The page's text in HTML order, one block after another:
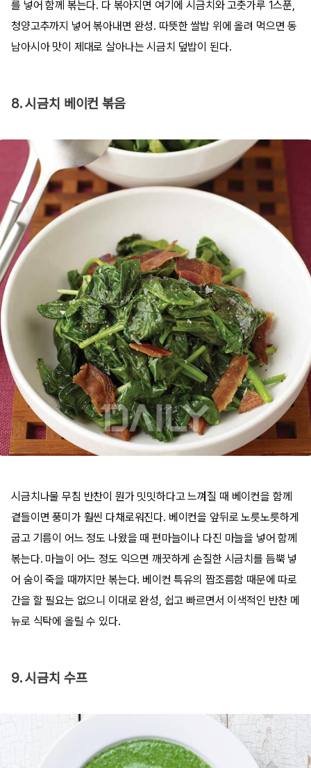
를 넣어 함께 볶는다. 다 볶아지면 여기에 시금치와 고춧가루 1스푼,
청양고추까지 넣어 볶아내면 완성. 따뜻한 쌀밥 위에 올려 먹으면 동
남아시아 맛이 제대로 살아나는 시금치 덮밥이 된다.
8. 시금치 베이컨 볶음
시금치나물 무침 반찬이 뭔가 밋밋하다고 느껴질 때 베이컨을 함께
곁들이면 풍미가 훨씬 다채로워진다. 베이컨을 앞뒤로 노릇노릇하게
굽고 기름이 어느 정도 나왔을 때 편마늘이나 다진 마늘을 넣어 함께
볶는다. 마늘이 어느 정도 익으면 깨끗하게 손질한 시금치를 듬뿍 넣
어 숨이 죽을 때까지만 볶는다. 베이컨 특유의 짭조름함 때문에 따로
간을 할 필요는 없으니 이대로 완성, 쉽고 빠르면서 이색적인 반찬 메
뉴로 식탁에 올릴 수 있다.
9. 시금치 수프